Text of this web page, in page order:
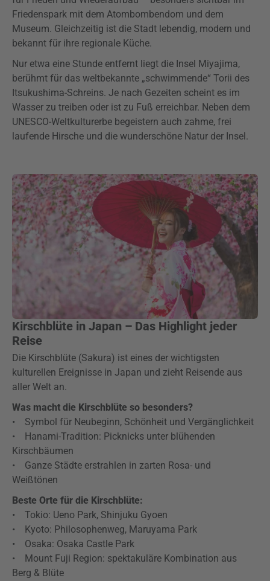
Friedenspark mit dem Atombombendom und dem
Museum. Gleichzeitig ist die Stadt lebendig, modern und
bekannt für ihre regionale Küche.
Nur etwa eine Stunde entfernt liegt die Insel Miyajima,
berühmt für das weltbekannte „schwimmende“ Torii des
Itsukushima-Schreins. Je nach Gezeiten scheint es im
Wasser zu treiben oder ist zu Fuß erreichbar. Neben dem
UNESCO-Weltkulturerbe begeistern auch zahme, frei
laufende Hirsche und die wunderschöne Natur der Insel.
Kirschblüte in Japan – Das Highlight jeder
Reise
Die Kirschblüte (Sakura) ist eines der wichtigsten
kulturellen Ereignisse in Japan und zieht Reisende aus
aller Welt an.
Was macht die Kirschblüte so besonders?
• Symbol für Neubeginn, Schönheit und Vergänglichkeit
• Hanami-Tradition: Picknicks unter blühenden
Kirschbäumen
• Ganze Städte erstrahlen in zarten Rosa- und
Weißtönen
Beste Orte für die Kirschblüte:
• Tokio: Ueno Park, Shinjuku Gyoen
• Kyoto: Philosophenweg, Maruyama Park
• Osaka: Osaka Castle Park
• Mount Fuji Region: spektakuläre Kombination aus
Berg & Blüte